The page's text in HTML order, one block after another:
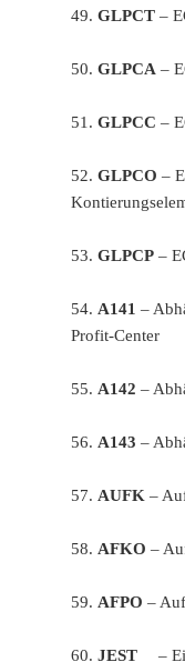
49.GLPCT –
50.GLPCA –
51.GLPCC –
52.GLPCO –
53.GLPCP –
54. A141 –
Profit-Center
55. A142 –
56. A143 –
57. AUFK –
58. AFKO –
59. AFPO –
60.JEST –